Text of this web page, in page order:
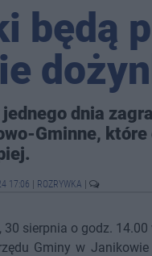
będą
dnia
Gminne,
17:06 ROZRYWKA
30 sierpnia o godz.
Gminy w